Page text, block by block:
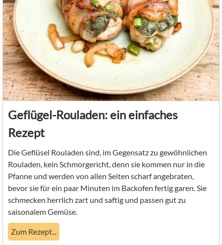
Geflügel-Rouladen: ein einfaches
Rezept
Die Geflüsel Rouladen sind, im Gegensatz zu gewöhnlichen
Rouladen, kein Schmorgericht, denn sie kommen nur in die
Pfanne und werden von allen Seiten scharf angebraten,
bevor sie für ein paar Minuten im Backofen fertig garen. Sie
schmecken herrlich zart und saftig und passen gut zu
saisonalem Gemüse.
Zum Rezept...